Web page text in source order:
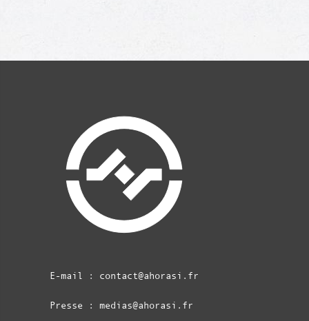
E-mail : contact@ahorasi.fr
Presse : medias@ahorasi.fr